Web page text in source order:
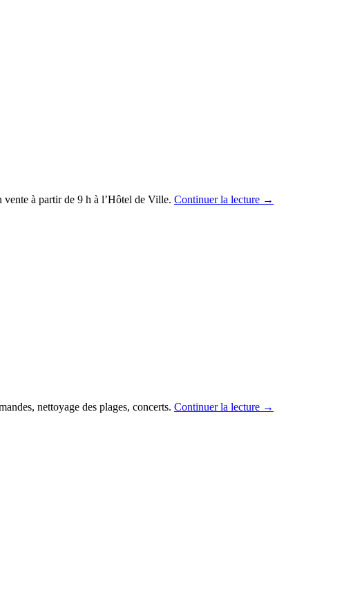
vente à partir de 9 h à l’Hôtel de Ville. Continuer la lecture →
nettoyage des plages, concerts. Continuer la lecture →